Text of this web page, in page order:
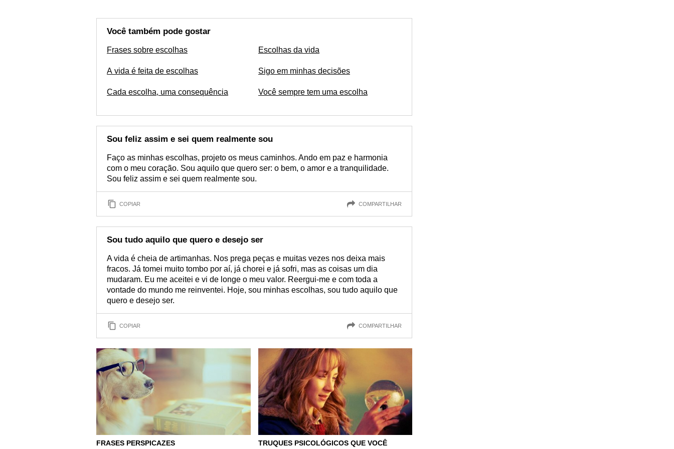
Você também pode gostar
Frases sobre escolhas
A vida é feita de escolhas
Cada escolha, uma consequência
Escolhas da vida
Sigo em minhas decisões
Você sempre tem uma escolha
Sou feliz assim e sei quem realmente sou
Faço as minhas escolhas, projeto os meus caminhos. Ando em paz e harmonia
com o meu coração. Sou aquilo que quero ser: o bem, o amor e a tranquilidade.
Sou feliz assim e sei quem realmente sou.
COPIAR COMPARTILHAR
Sou tudo aquilo que quero e desejo ser
A vida é cheia de artimanhas. Nos prega peças e muitas vezes nos deixa mais
fracos. Já tomei muito tombo por aí, já chorei e já sofri, mas as coisas um dia
mudaram. Eu me aceitei e vi de longe o meu valor. Reergui-me e com toda a
vontade do mundo me reinventei. Hoje, sou minhas escolhas, sou tudo aquilo que
quero e desejo ser.
COPIAR COMPARTILHAR
FRASES PERSPICAZES
TRUQUES PSICOLÓGICOS QUE VOCÊ